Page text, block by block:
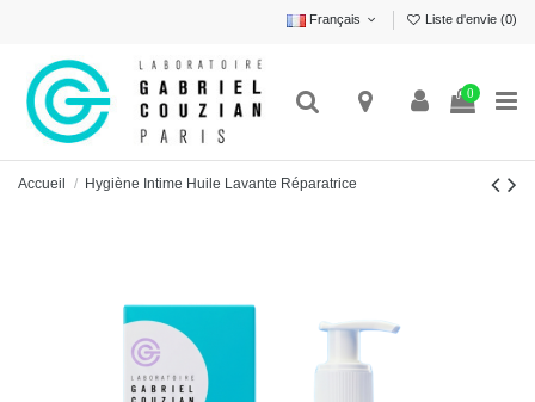
Français Liste d'envie (0)
0
Accueil Hygiène Intime Huile Lavante Réparatrice